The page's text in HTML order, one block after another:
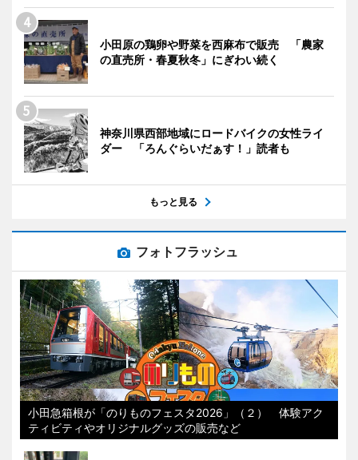
小田原の鶏卵や野菜を西麻布で販売 「農家
の直売所・春夏秋冬」にぎわい続く
神奈川県西部地域にロードバイクの女性ライ
ダー 「ろんぐらいだぁす！」読者も
もっと見る
フォトフラッシュ
小田急箱根が「のりものフェスタ2026」（２） 体験アク
ティビティやオリジナルグッズの販売など